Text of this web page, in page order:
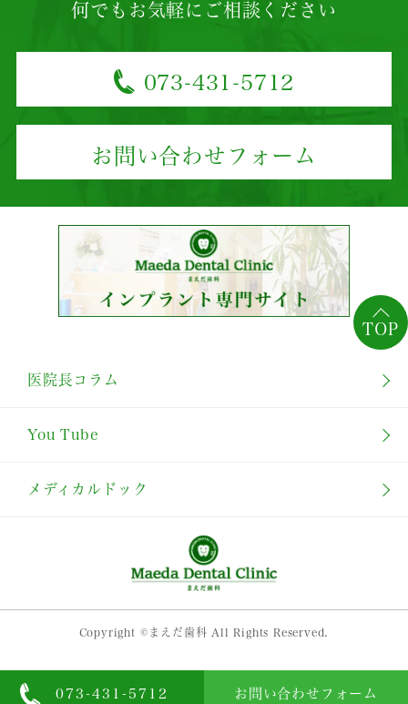
TOP
073-431-5712 お問い合わせフォーム
何でもお気軽にご相談ください
073-431-5712
お問い合わせフォーム
医院長コラム
You Tube
メディカルドック
Copyright ©まえだ歯科 All Rights Reserved.